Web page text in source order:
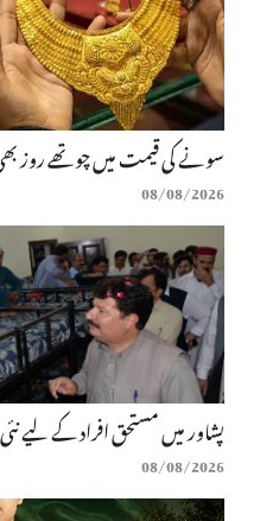
سونے کی قیمت میں چوتھے روز
08/08/2026
پشاور میں مستحق افراد کے لیے
08/08/2026